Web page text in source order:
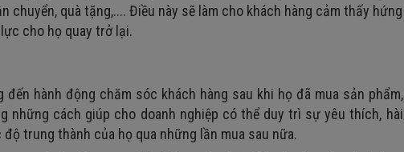
chuyển, quà tặng,.... Điều này sẽ làm cho khách hàng cảm thấy hứng
cho họ quay trở lại.
hành động chăm sóc khách hàng sau khi họ đã mua sản phẩm,
những cách giúp cho doanh nghiệp có thể duy trì sự yêu thích, hài
trung thành của họ qua những lần mua sau nữa.